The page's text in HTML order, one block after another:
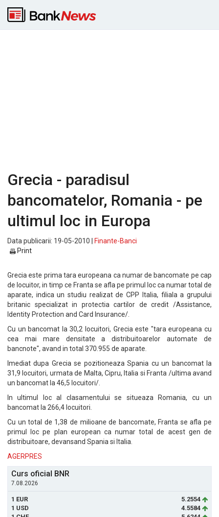
Grecia - paradisul
bancomatelor, Romania - pe
ultimul loc in Europa
Data publicarii: 19-05-2010 |
Finante-Banci
Print
Grecia este prima tara europeana ca numar de bancomate pe cap
de locuitor, in timp ce Franta se afla pe primul loc ca numar total de
aparate, indica un studiu realizat de CPP Italia, filiala a grupului
britanic specializat in protectia cartilor de credit /Assistance,
Identity Protection and Card Insurance/.
Cu un bancomat la 30,2 locuitori, Grecia este "tara europeana cu
cea mai mare densitate a distribuitoarelor automate de
bancnote", avand in total 370.955 de aparate.
Imediat dupa Grecia se pozitioneaza Spania cu un bancomat la
31,9 locuitori, urmata de Malta, Cipru, Italia si Franta /ultima avand
un bancomat la 46,5 locuitori/.
In ultimul loc al clasamentului se situeaza Romania, cu un
bancomat la 266,4 locuitori.
Cu un total de 1,38 de milioane de bancomate, Franta se afla pe
primul loc pe plan european ca numar total de acest gen de
distribuitoare, devansand Spania si Italia.
AGERPRES
Curs oficial BNR
7.08.2026
1 EUR
5.2554
1 USD
4.5584